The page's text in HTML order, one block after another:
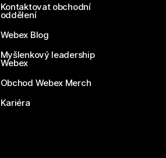
Kontaktovat obchodní
oddělení
Webex Blog
Myšlenkový leadership
Webex
Obchod Webex Merch
Kariéra